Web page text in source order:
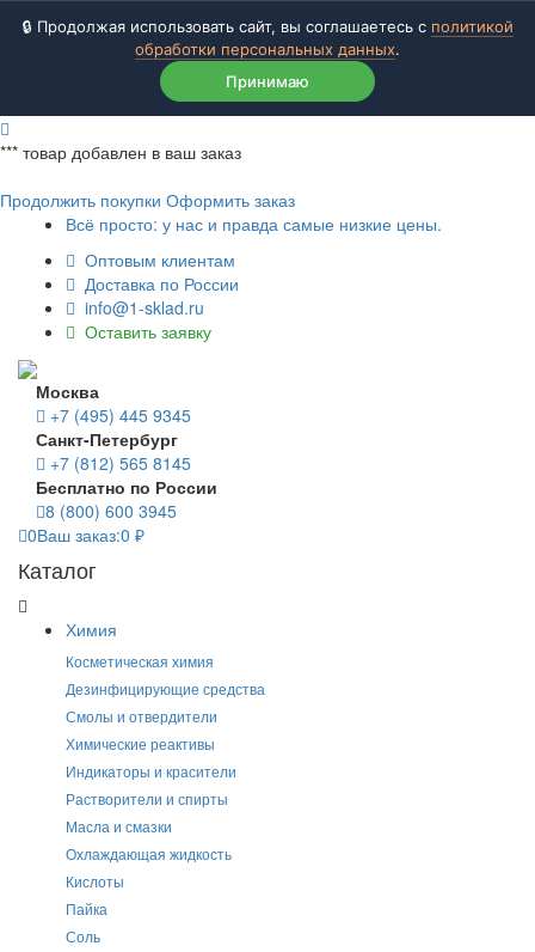
🔒 Продолжая использовать сайт, вы соглашаетесь с политикой
обработки персональных данных.
Принимаю
*** товар добавлен в ваш заказ
Продолжить покупки Оформить заказ
Всё просто: у нас и правда самые низкие цены.
Оптовым клиентам
Доставка по России
info@1-sklad.ru
Оставить заявку
Москва
+7 (495) 445 9345
Санкт-Петербург
+7 (812) 565 8145
Бесплатно по России
8 (800) 600 3945
0Ваш заказ:0 ₽
Каталог
Химия
Косметическая химия
Дезинфицирующие средства
Смолы и отвердители
Химические реактивы
Индикаторы и красители
Растворители и спирты
Масла и смазки
Охлаждающая жидкость
Кислоты
Пайка
Соль